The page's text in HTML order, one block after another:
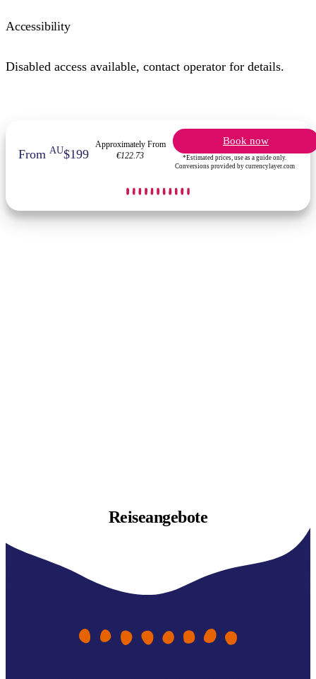
Accessibility
Disabled access available, contact operator for details.
FromAU$199
Approximately From
€122.73
Book now
*Estimated prices, use as a guide only.
Conversions provided by currencylayer.com
Reiseangebote